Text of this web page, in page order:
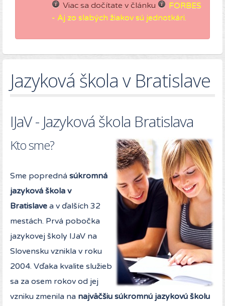
Viac sa dočítate v článku
FORBES
- Aj zo slabých žiakov sú jednotkári.
Jazyková škola v Bratislave
IJaV - Jazyková škola Bratislava
Kto sme?
Sme popredná súkromná
jazyková škola v
Bratislave a v ďalších 32
mestách. Prvá pobočka
jazykovej školy IJaV na
Slovensku vznikla v roku
2004. Vďaka kvalite služieb
sa za osem rokov od jej
vzniku zmenila na najväčšiu súkromnú jazykovú školu